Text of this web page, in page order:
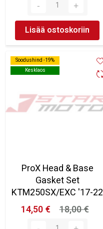
Lisää ostoskoriin
Soodushind -19%
Kesklaos
Soodushind -19%
Kesklaos
ProX Head & Base
Gasket Set
KTM250SX/EXC '17-22
14,50 €
18,00 €